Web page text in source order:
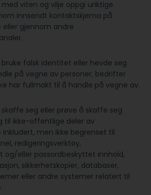
viten og vilje oppgi uriktige
innsendt kontaktskjema på
eller gjennom andre
falsk identitet eller hevde seg
på vegne av personer, bedrifter
har fullmakt til å handle på vegne av.
seg eller prøve å skaffe seg
til ikke-offentlige deler av
inkludert, men ikke begrenset til
redigeringsverktøy,
og/eller passordbeskyttet innhold,
sikkerhetskopier, databaser,
eller andre systemer relatert til